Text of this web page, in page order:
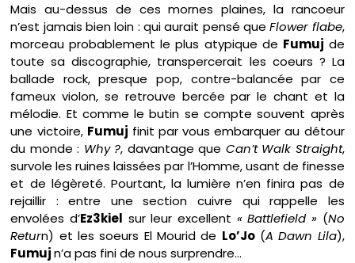
Mais au-dessus de ces mornes plaines, la rancoeur
n’est jamais bien loin : qui aurait pensé queFlower flabe,
morceau probablement le plus atypique de Fumuj de
toute sa discographie, transpercerait les coeurs ? La
ballade rock, presque pop, contre-balancée par ce
fameux violon, se retrouve bercée par le chant et la
mélodie. Et comme le butin se compte souvent après
une victoire, Fumuj finit par vous embarquer au détour
du monde : Why ?, davantage que Can’t Walk Straight,
survole les ruines laissées par l’Homme, usant de finesse
et de légèreté. Pourtant, la lumière n’en finira pas de
rejaillir : entre une section cuivre qui rappelle les
envolées d’Ez3kiel sur leur excellent « Battlefield »(No
Return) et les soeurs El Mourid de Lo’Jo(A Dawn Lila),
Fumujn’a pas fini de nous surprendre…